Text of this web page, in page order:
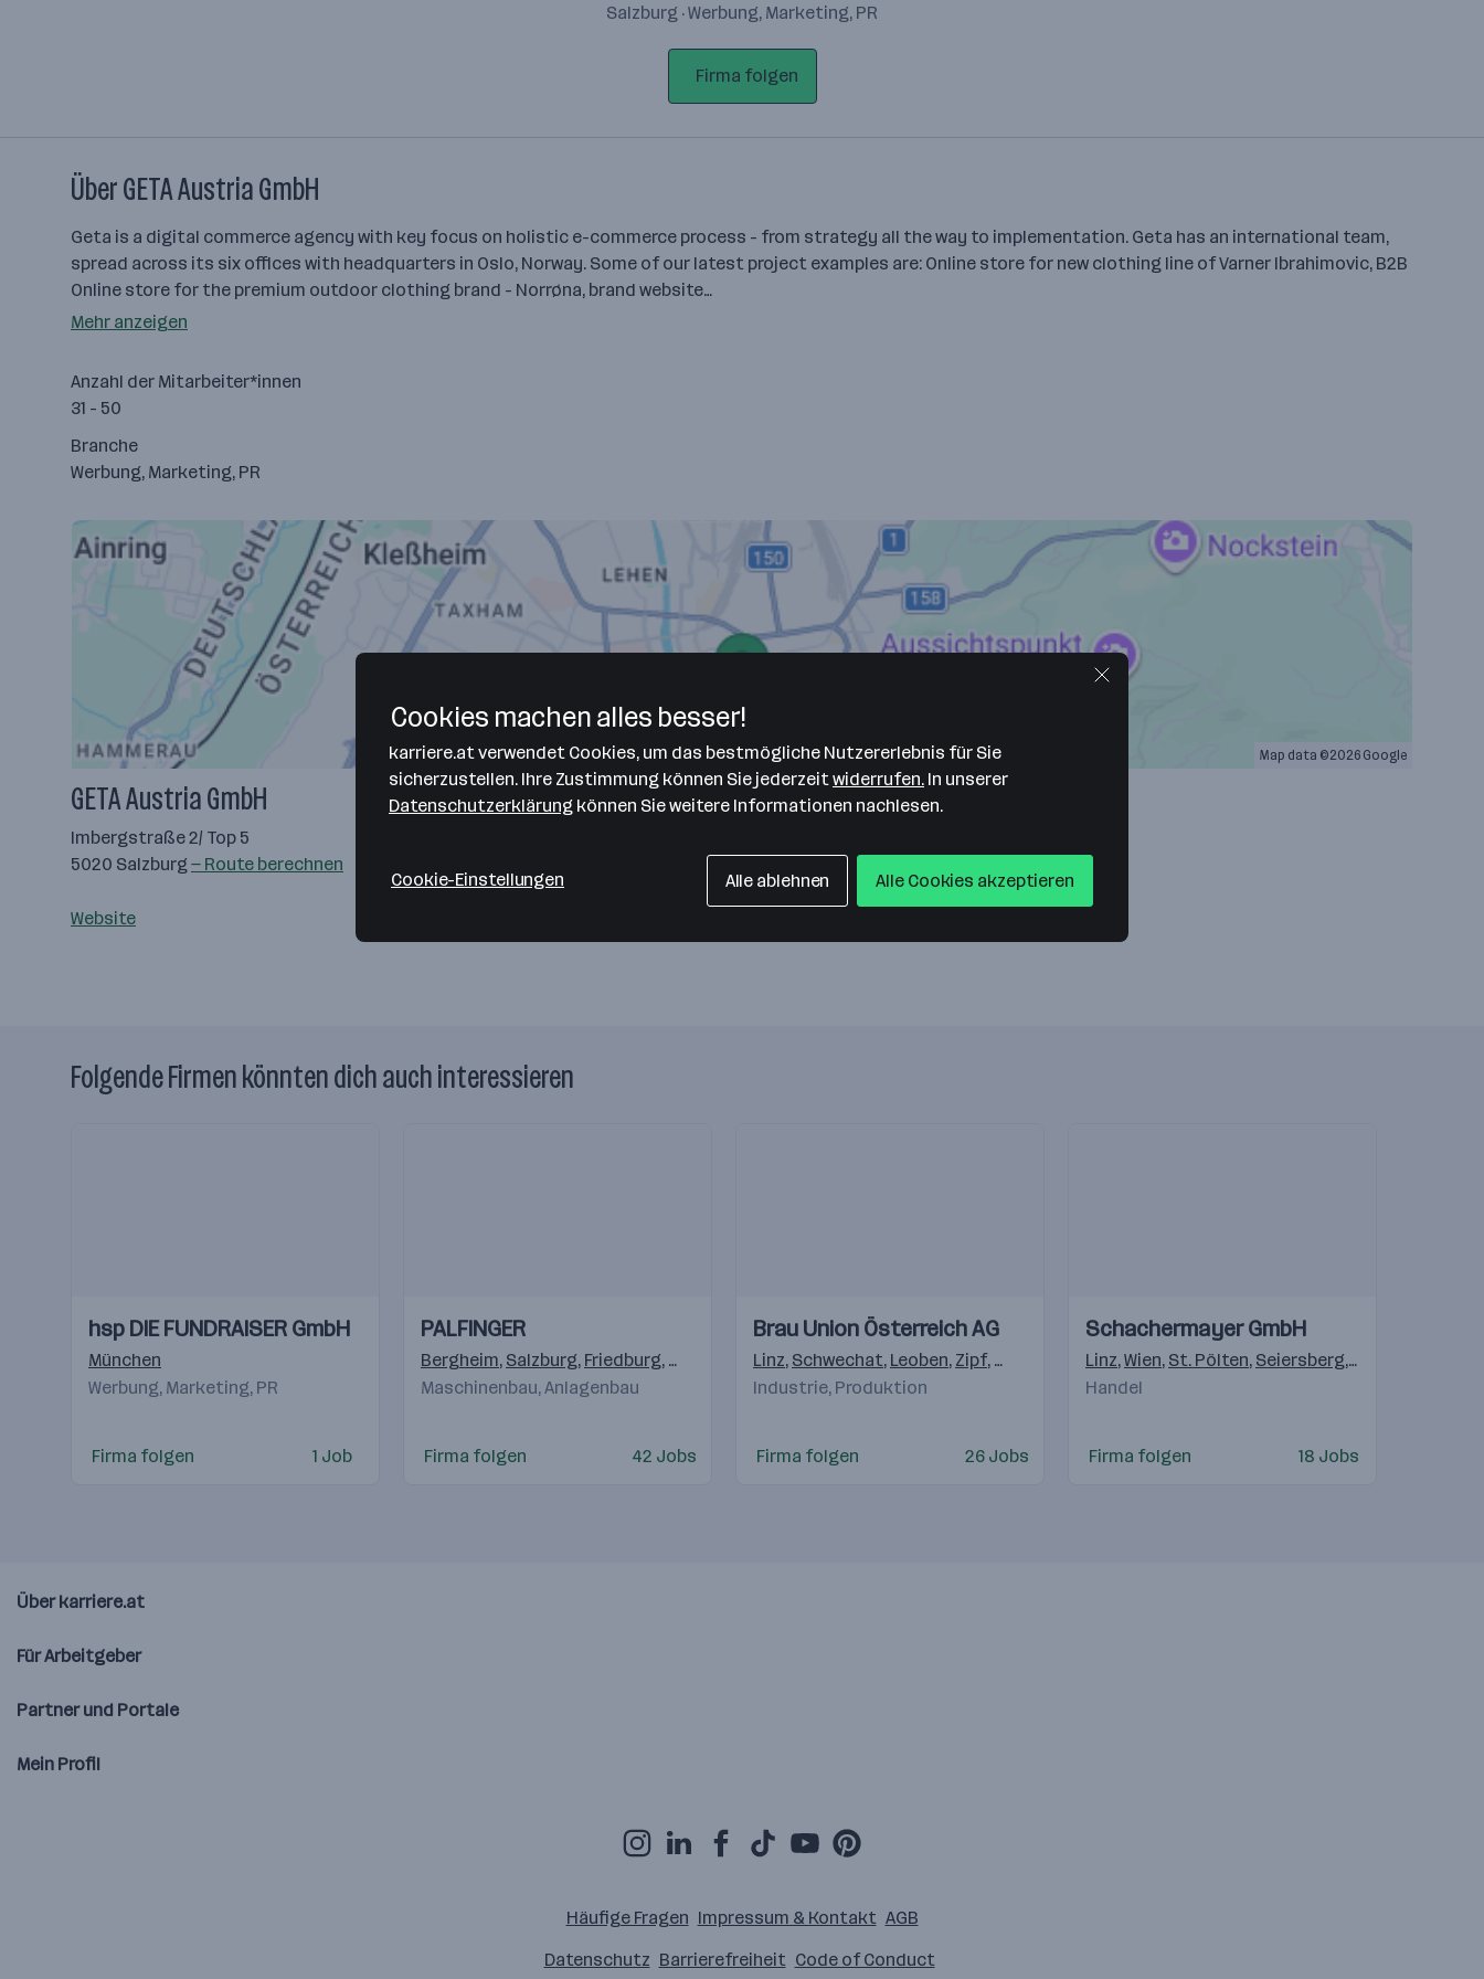
Salzburg · Werbung, Marketing, PR
Firma folgen
Über GETA Austria GmbH
Geta is a digital commerce agency with key focus on holistic e-commerce process - from strategy all the way to implementation. Geta has an international team,
spread across its six offices with headquarters in Oslo, Norway. Some of our latest project examples are: Online store for new clothing line of Varner Ibrahimovic, B2B
Online store for the premium outdoor clothing brand - Norrøna, brand website…
Mehr anzeigen
Anzahl der Mitarbeiter*innen
31 - 50
Branche
Werbung, Marketing, PR
Map data ©2026 Google
GETA Austria GmbH
Imbergstraße 2/ Top 5
5020 Salzburg — Route berechnen
Website
Folgende Firmen könnten dich auch interessieren
Videos
Einblicke
Einblicke
hsp DIE FUNDRAISER GmbH
München
Werbung, Marketing, PR
Firma folgen 1 Job
Videos
Einblicke
Einblicke
PALFINGER
Bergheim, Salzburg, Friedburg, Köstendorf,Elsbethen/Glasenbach ,Deutschland
Wien
Maschinenbau, Anlagenbau
Firma folgen 42 Jobs
Videos
Einblicke
Einblicke
Brau Union Österreich AG
Linz, Schwechat, Leoben, Zipf, Graz ,Schladming, Hallein,Lienz,Villach
Industrie, Produktion
Firma folgen 26 Jobs
Videos
Einblicke
Einblicke
Schachermayer GmbH
Linz,Wien, St. Pölten, Seiersberg,Villach
Handel
Firma folgen 18 Jobs
Über karriere.at
Für Arbeitgeber
Partner und Portale
Mein Profil
Häufige Fragen Impressum & Kontakt AGB
Datenschutz Barrierefreiheit Code of Conduct
Cookies machen alles besser!
karriere.at verwendet Cookies, um das bestmögliche Nutzererlebnis für Sie
sicherzustellen. Ihre Zustimmung können Sie jederzeitwiderrufen. In unserer
Datenschutzerklärung können Sie weitere Informationen nachlesen.
Cookie-Einstellungen Alle ablehnen Alle Cookies akzeptieren